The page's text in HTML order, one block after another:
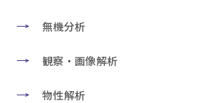
無機分析
観察・画像解析
物性解析